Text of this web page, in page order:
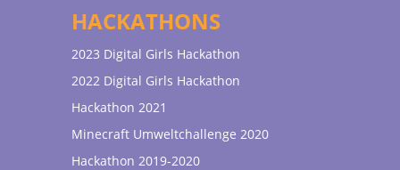
HACKATHONS
2023 Digital Girls Hackathon
2022 Digital Girls Hackathon
Hackathon 2021
Minecraft Umweltchallenge 2020
Hackathon 2019-2020